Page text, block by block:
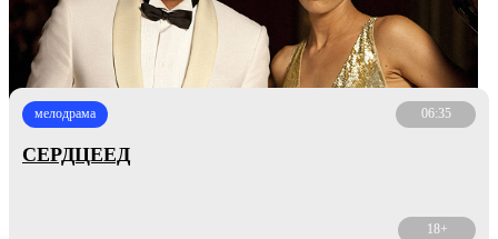
мелодрама 06:35
СЕРДЦЕЕД
18+